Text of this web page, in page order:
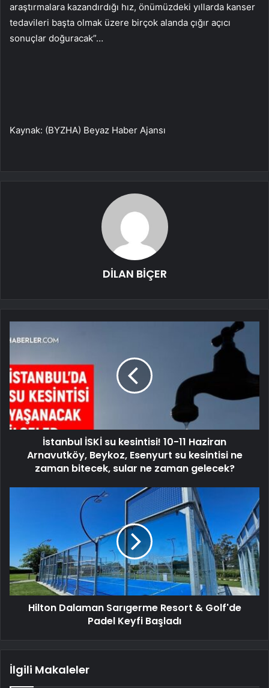
araştırmalara kazandırdığı hız, önümüzdeki yıllarda kanser
tedavileri başta olmak üzere birçok alanda çığır açıcı
sonuçlar doğuracak”…
Kaynak: (BYZHA) Beyaz Haber Ajansı
DİLAN BİÇER
İstanbul İSKİ su kesintisi! 10-11 Haziran
Arnavutköy, Beykoz, Esenyurt su kesintisi ne
zaman bitecek, sular ne zaman gelecek?
Hilton Dalaman Sarıgerme Resort & Golf'de
Padel Keyfi Başladı
İlgili Makaleler